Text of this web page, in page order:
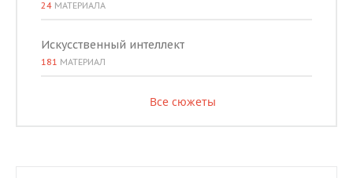
24 МАТЕРИАЛА
Искусственный интеллект
181 МАТЕРИАЛ
Все сюжеты